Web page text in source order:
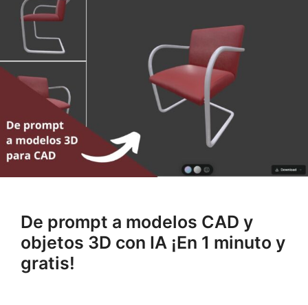
De prompt a modelos CAD y
objetos 3D con IA ¡En 1 minuto y
gratis!